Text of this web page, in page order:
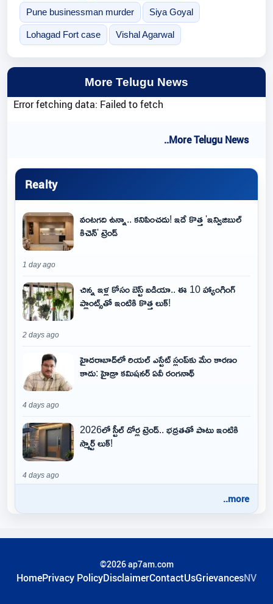
Pune businessman murder Siya Goyal
Lohagad Fort case Vishal Agarwal
More Telugu News
Error fetching data: Failed to fetch
..More Telugu News
Realty
వంటగది ఉన్నా.. కనిపించదు! ఇదే కొత్త 'ఇన్విజిబుల్
కిచెన్' ట్రెండ్
1 day ago
చిన్న ఇళ్ల కోసం బెస్ట్ ఐడియా.. ఈ 10 హ్యాంగింగ్
ప్లాంట్స్‌తో ఇంటికి కొత్త లుక్!
2 days ago
హైదరాబాద్‌లో రియల్ ఎస్టేట్ స్లంప్‌కు మేం కారణం
కాదు: హైడ్రా కమిషనర్ ఏవీ రంగనాథ్
4 days ago
2026లో స్టీల్ డోర్ల ట్రెండ్.. భద్రతతో పాటు ఇంటికి
స్మార్ట్ లుక్!
4 days ago
..more
©2026 ap7am.com
HomePrivacy PolicyDisclaimerContactUsGrievancesNV